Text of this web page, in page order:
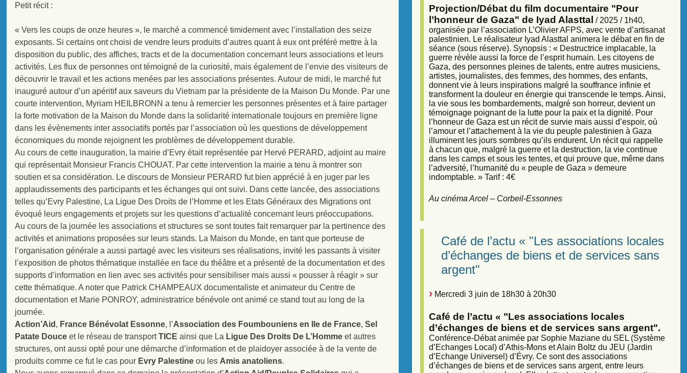
Projection/Débat du film documentaire "Pour
l’honneur de Gaza" de Iyad Alasttal / 2025 / 1h40,
organisée par l’association L’Olivier AFPS, avec vente d’artisanat
palestinien. Le réalisateur Iyad Alasttal animera le débat en fin de
séance (sous réserve). Synopsis : « Destructrice implacable, la
guerre révèle aussi la force de l’esprit humain. Les citoyens de
Gaza, des personnes pleines de talents, entre autres musiciens,
artistes, journalistes, des femmes, des hommes, des enfants,
donnent vie à leurs inspirations malgré la souffrance infinie et
transforment la douleur en énergie qui transcende le temps. Ainsi,
la vie sous les bombardements, malgré son horreur, devient un
témoignage poignant de la lutte pour la paix et la dignité. Pour
l’honneur de Gaza est un récit de survie mais aussi d’espoir, où
l’amour et l’attachement à la vie du peuple palestinien à Gaza
illuminent les jours sombres qu’ils endurent. Un récit qui rappelle
à chacun que, malgré la guerre et la destruction, la vie continue
dans les camps et sous les tentes, et qui prouve que, même dans
l’adversité, l’humanité du « peuple de Gaza » demeure
indomptable. » Tarif : 4€
Au cinéma Arcel – Corbeil-Essonnes
Café de l’actu « "Les associations locales
d’échanges de biens et de services sans
argent"
Mercredi 3 juin de 18h30 à 20h30
Café de l’actu « "Les associations locales
d’échanges de biens et de services sans argent".
Conférence-Débat animée par Sophie Maziane du SEL (Système
d’Echanges Local) d’Athis-Mons et Alain Boltz du JEU (Jardin
d’Echange Universel) d’Évry. Ce sont des associations
d’échanges de biens et de services sans argent, entre leurs
Petit récit :
« Vers les coups de onze heures », le marché a commencé timidement avec l’installation des seize
exposants. Si certains ont choisi de vendre leurs produits d’autres quant à eux ont préféré mettre à la
disposition du public, des affiches, tracts et de la documentation concernant leurs associations et leurs
activités. Les flux de personnes ont témoigné de la curiosité, mais également de l’envie des visiteurs de
découvrir le travail et les actions menées par les associations présentes. Autour de midi, le marché fut
inauguré autour d’un apéritif aux saveurs du Vietnam par la présidente de la Maison Du Monde. Par une
courte intervention, Myriam HEILBRONN a tenu à remercier les personnes présentes et à faire partager
la forte motivation de la Maison du Monde dans la solidarité internationale toujours en première ligne
dans les évènements inter associatifs portés par l’association où les questions de développement
économiques du monde rejoignent les problèmes de développement durable.
Au cours de cette inauguration, la mairie d’Evry était représentée par Hervé PERARD, adjoint au maire
qui représentait Monsieur Francis CHOUAT. Par cette intervention la mairie a tenu à montrer son
soutien et sa considération. Le discours de Monsieur PERARD fut bien apprécié à en juger par les
applaudissements des participants et les échanges qui ont suivi. Dans cette lancée, des associations
telles qu’Evry Palestine, La Ligue Des Droits de l’Homme et les Etats Généraux des Migrations ont
évoqué leurs engagements et projets sur les questions d’actualité concernant leurs préoccupations.
Au cours de la journée les associations et structures se sont toutes fait remarquer par la pertinence des
activités et animations proposées sur leurs stands. La Maison du Monde, en tant que porteuse de
l’organisation générale a aussi partagé avec les visiteurs ses réalisations, invité les passants à visiter
l’exposition de photos thématique installée en face du théâtre et a présenté de la documentation et des
supports d’information en lien avec ses activités pour sensibiliser mais aussi « pousser à réagir » sur
cette thématique. A noter que Patrick CHAMPEAUX documentaliste et animateur du Centre de
documentation et Marie PONROY, administratrice bénévole ont animé ce stand tout au long de la
journée.
Action’Aid , France Bénévolat Essonne, l’Association des Foumbouniens en Ile de France,Sel
Patate Douce et le réseau de transportTICE ainsi que La Ligue Des Droits De L’Homme et autres
structures, ont aussi opté pour une démarche d’information et de plaidoyer associée à de la vente de
produits comme ce fut le cas pour Evry Palestineou les Amis anatoliens.